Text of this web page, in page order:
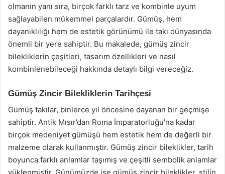
olmanın yanı sıra, birçok farklı tarz ve kombinle uyum
sağlayabilen mükemmel parçalardır. Gümüş, hem
dayanıklılığı hem de estetik görünümü ile takı dünyasında
önemli bir yere sahiptir. Bu makalede, gümüş zincir
bilekliklerin çeşitleri, tasarım özellikleri ve nasıl
kombinlenebileceği hakkında detaylı bilgi vereceğiz.
Gümüş Zincir Bilekliklerin Tarihçesi
Gümüş takılar, binlerce yıl öncesine dayanan bir geçmişe
sahiptir. Antik Mısır’dan Roma İmparatorluğu’na kadar
birçok medeniyet gümüşü hem estetik hem de değerli bir
malzeme olarak kullanmıştır. Gümüş zincir bileklikler, tarih
boyunca farklı anlamlar taşımış ve çeşitli sembolik anlamlar